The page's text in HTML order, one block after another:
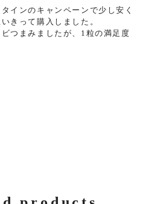
インのキャンペーンで少し安く
きって購入しました。
つまみましたが、1粒の満足度